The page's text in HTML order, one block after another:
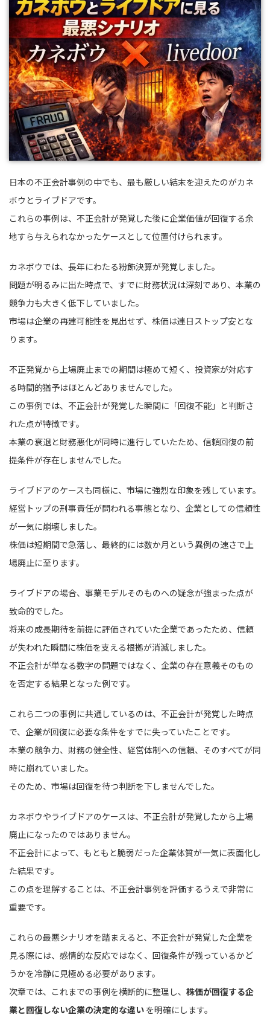
日本の不正会計事例の中でも、最も厳しい結末を迎えたのがカネ
ボウとライブドアです。
これらの事例は、不正会計が発覚した後に企業価値が回復する余
地すら与えられなかったケースとして位置付けられます。
カネボウでは、長年にわたる粉飾決算が発覚しました。
問題が明るみに出た時点で、すでに財務状況は深刻であり、本業の
競争力も大きく低下していました。
市場は企業の再建可能性を見出せず、株価は連日ストップ安とな
ります。
不正発覚から上場廃止までの期間は極めて短く、投資家が対応す
る時間的猶予はほとんどありませんでした。
この事例では、不正会計が発覚した瞬間に「回復不能」と判断さ
れた点が特徴です。
本業の衰退と財務悪化が同時に進行していたため、信頼回復の前
提条件が存在しませんでした。
ライブドアのケースも同様に、市場に強烈な印象を残しています。
経営トップの刑事責任が問われる事態となり、企業としての信頼性
が一気に崩壊しました。
株価は短期間で急落し、最終的には数か月という異例の速さで上
場廃止に至ります。
ライブドアの場合、事業モデルそのものへの疑念が強まった点が
致命的でした。
将来の成長期待を前提に評価されていた企業であったため、信頼
が失われた瞬間に株価を支える根拠が消滅しました。
不正会計が単なる数字の問題ではなく、企業の存在意義そのもの
を否定する結果となった例です。
これら二つの事例に共通しているのは、不正会計が発覚した時点
で、企業が回復に必要な条件をすでに失っていたことです。
本業の競争力、財務の健全性、経営体制への信頼、そのすべてが同
時に崩れていました。
そのため、市場は回復を待つ判断を下しませんでした。
カネボウやライブドアのケースは、不正会計が発覚したから上場
廃止になったのではありません。
不正会計によって、もともと脆弱だった企業体質が一気に表面化し
た結果です。
この点を理解することは、不正会計事例を評価するうえで非常に
重要です。
これらの最悪シナリオを踏まえると、不正会計が発覚した企業を
見る際には、感情的な反応ではなく、回復条件が残っているかど
うかを冷静に見極める必要があります。
次章では、これまでの事例を横断的に整理し、 株価が回復する企
業と回復しない企業の決定的な違い を明確にします。